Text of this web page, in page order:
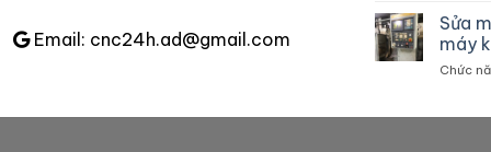
Email: cnc24h.ad@gmail.com
Sửa
máy
Chức